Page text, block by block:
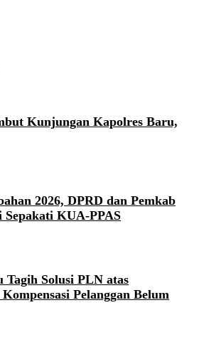
Kunjungan Kapolres Baru,
2026, DPRD dan Pemkab
Sepakati KUA-PPAS
Tagih Solusi PLN atas
Pelanggan Belum